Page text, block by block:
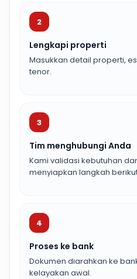
2
Lengkapi properti
Masukkan detail properti,
tenor.
3
Tim menghubungi Anda
Kami validasi kebutuhan
menyiapkan langkah
4
Proses ke bank
Dokumen diarahkan ke
kelayakan awal.